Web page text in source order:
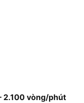
2.100 vòng/phút